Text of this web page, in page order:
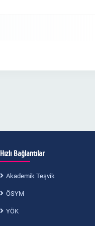
Hızlı Bağlantılar
Akademik Teşvik
ÖSYM
YÖK